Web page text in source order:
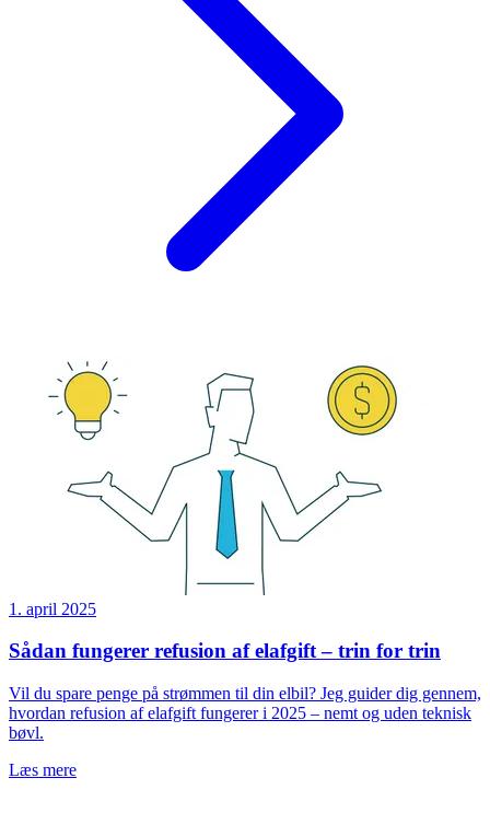
1. april 2025
Sådan fungerer refusion af elafgift – trin for trin
Vil du spare penge på strømmen til din elbil? Jeg guider dig gennem,
hvordan refusion af elafgift fungerer i 2025 – nemt og uden teknisk
bøvl.
Læs mere